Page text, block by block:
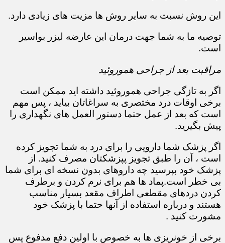
این روش نسبت به سایر روش ها مزیت های زیادی دارد.
توصیه ما به شما جهت درمان این عارضه لیزر بواسیر
است.
مراقبت بعد از جراحی هموروئید
اگر به تازگی جراحی هموروئید داشته اید ممکن است
برخی اوقات درد مختصری به سراغاتان بیاید ، پس مهم
است که بعد از عمل حتما دستور العمل های نگهداری را
پیش بگیرید.
اگر پزشک شما دارویی را برای درد به شما تجویز کرده
است ، آن را طبق تجویز پپزشکتان مصرف کنید. از
پزشک خود بپرسید چه داروهای بدون نسخه ای برای شما
بی خطر است.پماد ها هم برای نرم کردن و برطرف
کردن دردهای مقطعی اطراف مقعد بسیار مناسب
هستند و درباره استفاده از آنها حتما با پزشک خود
مشورت کنید .
برخی از خونریزی ها به خصوص با اولین دفع مدفوع پس